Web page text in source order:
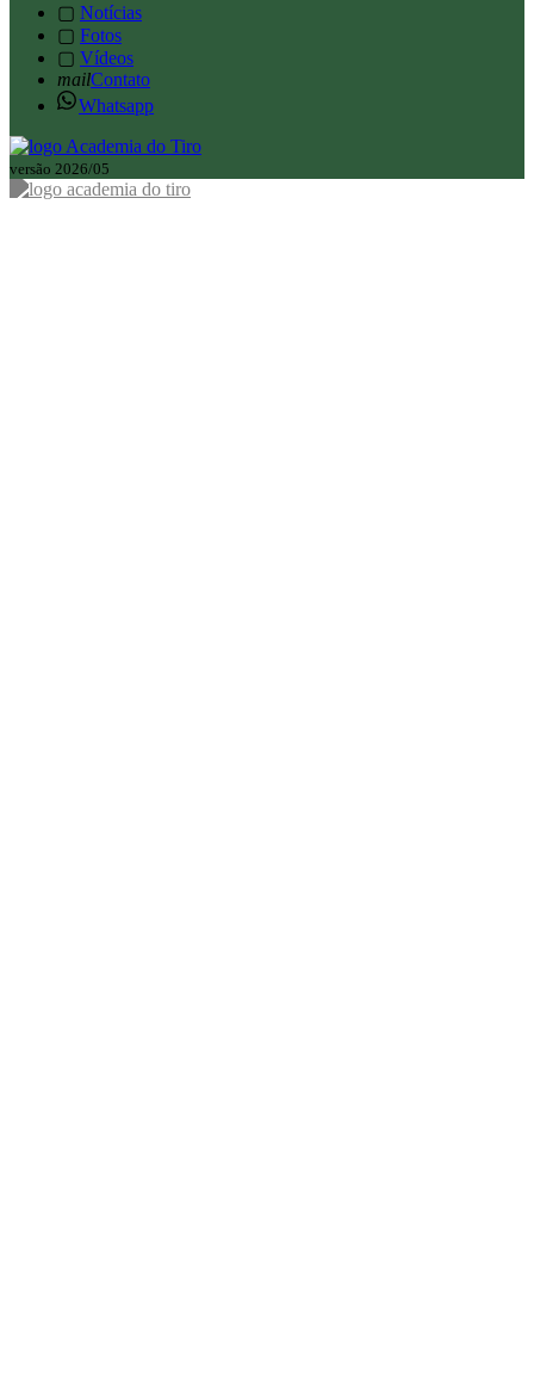
▢ Notícias
▢ Fotos
▢ Vídeos
mailContato
Whatsapp
versão 2026/05